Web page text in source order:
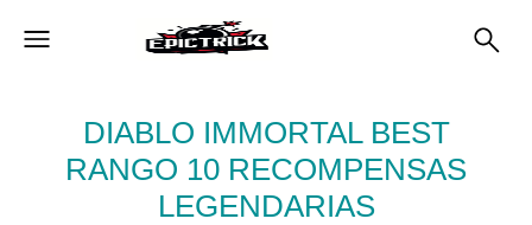
DIABLO IMMORTAL BEST
RANGO 10 RECOMPENSAS
LEGENDARIAS